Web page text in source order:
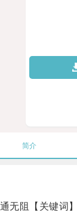
简介
阻【关键词】